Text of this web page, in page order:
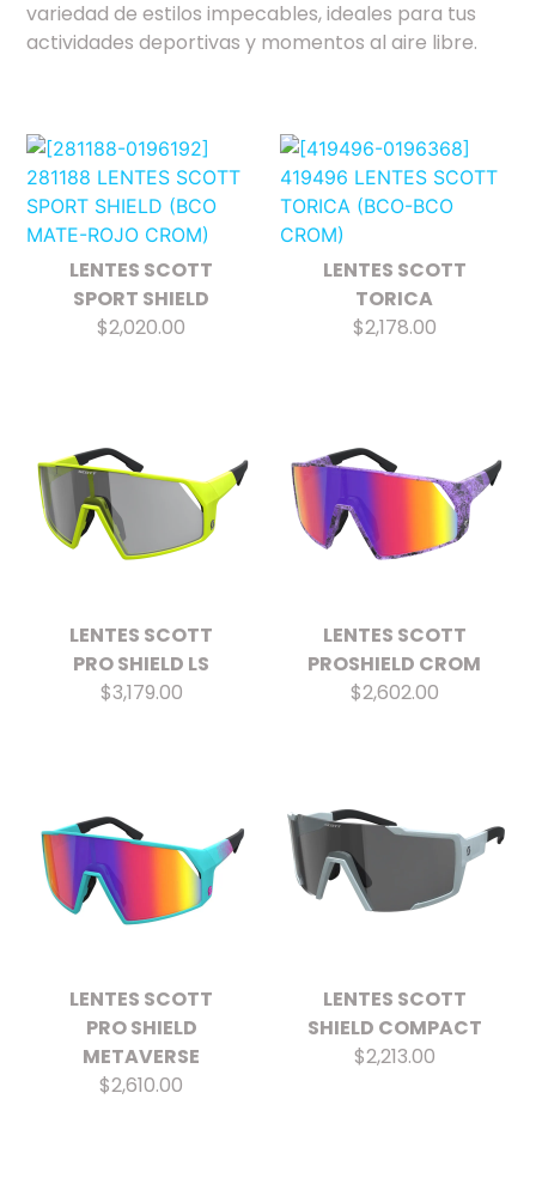
variedad de estilos impecables, ideales para tus
actividades deportivas y momentos al aire libre.
LENTES SCOTT
SPORT SHIELD
$2,020.00
LENTES SCOTT
TORICA
$2,178.00
LENTES SCOTT
PRO SHIELD LS
$3,179.00
LENTES SCOTT
PROSHIELD CROM
$2,602.00
LENTES SCOTT
PRO SHIELD
METAVERSE
$2,610.00
LENTES SCOTT
SHIELD COMPACT
$2,213.00